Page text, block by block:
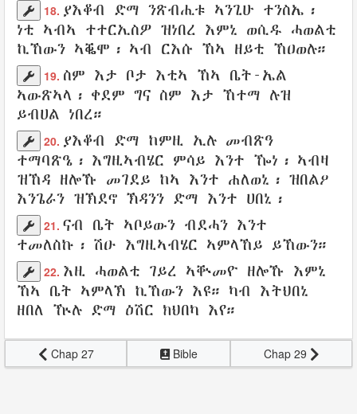
18. ያእቆብ ድማ ንጽብሒቱ ኣንጊሁ ተንስኤ፡
ነቲ ኣብኣ ተተርኢስዎ ዝነበረ እምኒ ወሲዱ ሓወልቲ
ኪኸውን ኣቘሞ ፡ ኣብ ርእሱ ኸኣ ዘይቲ ኸዐወሉ።
19. ስም እታ ቦታ እቲኣ ኸኣ ቤት-ኤል
ኣውጽኣላ ፡ ቀደም ግና ስም እታ ኸተማ ሉዝ
ይብሀል ነበረ።
20. ያእቆብ ድማ ከምዚ ኢሉ መብጽዓ
ተማባጽዔ ፡ እግዚኣብሄር ምሳይ እንተ ዀነ፡ ኣብዛ
ዝኸዳ ዘሎኹ መገደይ ከኣ እንተ ሐለወኒ፡ ዝበልዖ
እንጌራን ዝኽደኖ ኽዳንን ድማ እንተ ሀበኒ ፡
21. ናብ ቤት ኣቦይውን ብደሓን እንተ
ተመለስኩ ፡ ሽዑ እግዚኣብሄር ኣምላኸይ ይኸውን።
22. እዚ ሓወልቲ ገይረ ኣቝመዮ ዘሎኹ እምኒ
ኸኣ ቤት ኣምላኽ ኪኸውን እዩ። ካብ እትህበኒ
ዘበለ ዅሉ ድማ ዕሽር ክህበካ እየ።
Chap 27 Bible Chap 29